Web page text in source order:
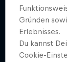
Gründen
Erlebnisses.
Du kannst
Cookie-